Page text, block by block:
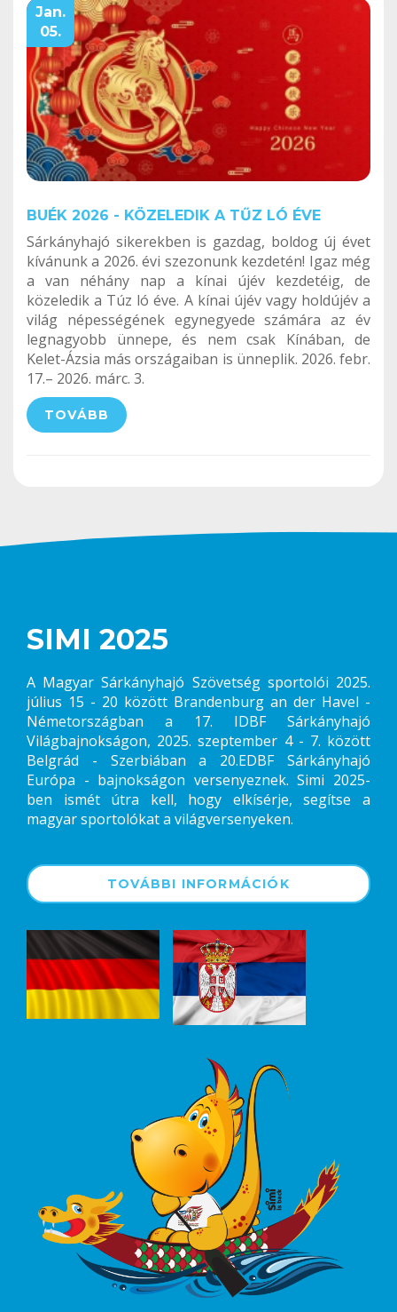
Jan.
05.
BUÉK 2026 - KÖZELEDIK A TŰZ LÓ ÉVE
Sárkányhajó sikerekben is gazdag, boldog új évet
kívánunk a 2026. évi szezonunk kezdetén! Igaz még
a van néhány nap a kínai újév kezdetéig, de
közeledik a Túz ló éve. A kínai újév vagy holdújév a
világ népességének egynegyede számára az év
legnagyobb ünnepe, és nem csak Kínában, de
Kelet-Ázsia más országaiban is ünneplik. 2026. febr.
17.– 2026. márc. 3.
TOVÁBB
SIMI 2025
A Magyar Sárkányhajó Szövetség sportolói 2025.
július 15 - 20 között Brandenburg an der Havel -
Németországban a 17. IDBF Sárkányhajó
Világbajnokságon, 2025. szeptember 4 - 7. között
Belgrád - Szerbiában a 20.EDBF Sárkányhajó
Európa - bajnokságon versenyeznek. Simi 2025-
ben ismét útra kell, hogy elkísérje, segítse a
magyar sportolókat a világversenyeken.
TOVÁBBI INFORMÁCIÓK